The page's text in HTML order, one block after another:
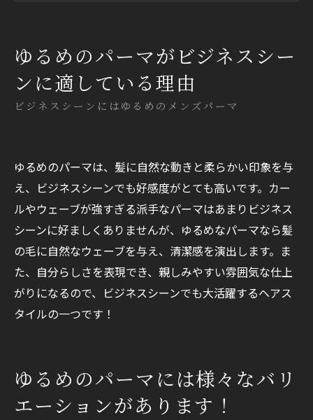
ビジネスシーンにはゆるめのメンズパーマ
ゆるめのパーマがビジネスシー
ンに適している理由
ゆるめのパーマは、髪に自然な動きと柔らかい印象を与
え、ビジネスシーンでも好感度がとても高いです。カー
ルやウェーブが強すぎる派手なパーマはあまりビジネス
シーンに好ましくありませんが、ゆるめなパーマなら髪
の毛に自然なウェーブを与え、清潔感を演出します。ま
た、自分らしさを表現でき、親しみやすい雰囲気な仕上
がりになるので、ビジネスシーンでも大活躍するヘアス
タイルの一つです！​​​​​​
ゆるめのパーマには様々なバリ
エーションがあります！